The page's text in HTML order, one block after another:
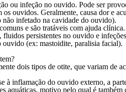
ou infeção no ouvido. Pode ser
ouvidos. Geralmente, causa dor e
infetado na cavidade do ouvido).
e são tratáveis com ajuda
fluidos persistentes no ouvido e
ouvido (ex: mastoidite, paralisia facial).
dois tipos de otite, que variam de
à inflamação do ouvido externo, a
aquáticas, motivo pelo qual é